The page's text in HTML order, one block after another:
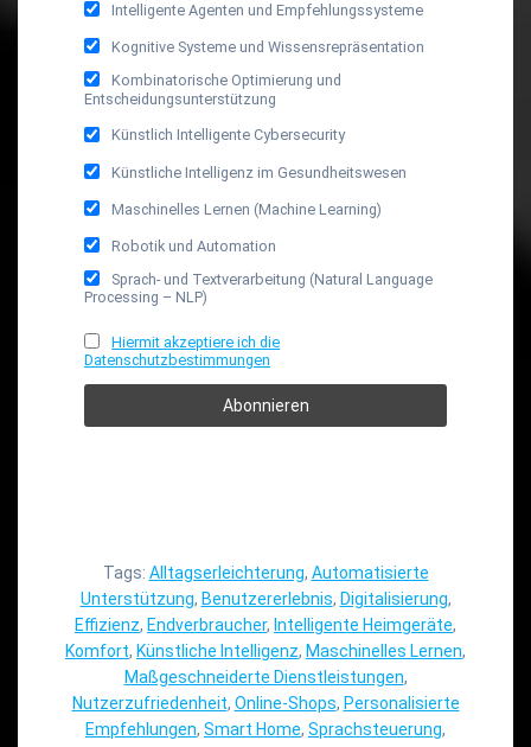
Intelligente Agenten und Empfehlungssysteme
Kognitive Systeme und Wissensrepräsentation
Kombinatorische Optimierung und
Entscheidungsunterstützung
Künstlich Intelligente Cybersecurity
Künstliche Intelligenz im Gesundheitswesen
Maschinelles Lernen (Machine Learning)
Robotik und Automation
Sprach- und Textverarbeitung (Natural Language
Processing – NLP)
Hiermit akzeptiere ich die
Datenschutzbestimmungen
Tags: Alltagserleichterung, Automatisierte
Unterstützung, Benutzererlebnis, Digitalisierung,
Effizienz, Endverbraucher, Intelligente Heimgeräte,
Komfort, Künstliche Intelligenz, Maschinelles Lernen,
Maßgeschneiderte Dienstleistungen,
Nutzerzufriedenheit, Online-Shops, Personalisierte
Empfehlungen, Smart Home, Sprachsteuerung,